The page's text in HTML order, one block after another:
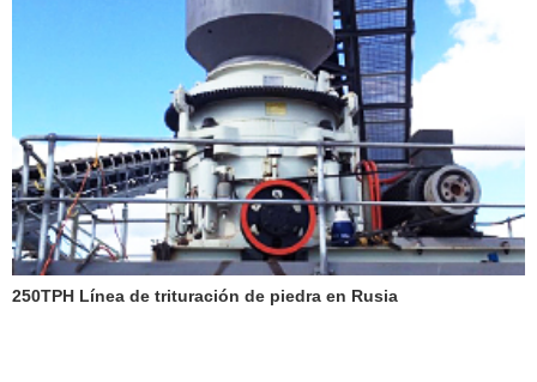
250TPH Línea de trituración de piedra en Rusia